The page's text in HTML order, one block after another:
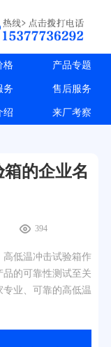
格 产品专题
务 售后服务
绍 来厂考察
的企业名
394
低温冲击试验箱作
的可靠性测试至关
业、可靠的高低温